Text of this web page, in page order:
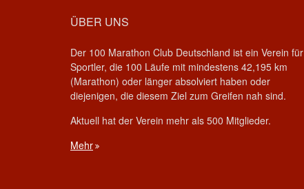
ÜBER UNS
Der 100 Marathon Club Deutschland ist ein Verein für
Sportler, die 100 Läufe mit mindestens 42,195 km
(Marathon) oder länger absolviert haben oder
diejenigen, die diesem Ziel zum Greifen nah sind.
Aktuell hat der Verein mehr als 500 Mitglieder.
Mehr